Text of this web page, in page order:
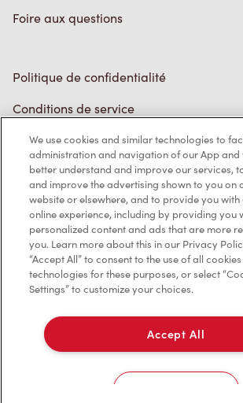
Conditions de service
Marques de commerce
Accessibilité
Diagnostic
Contactez-nous
TM & © Tim Hortons, 2023
We use cookies and similar technologies to
administration and navigation of our App and
better understand and improve our services,
and improve the advertising shown to you on
website or elsewhere, and to provide you with
online experience, including by providing you
personalized content and ads that are more
you. Learn more about this in our Privacy
“Accept All” to consent to the use of all
technologies for these purposes, or select
Settings” to customize your choices.
Accept All